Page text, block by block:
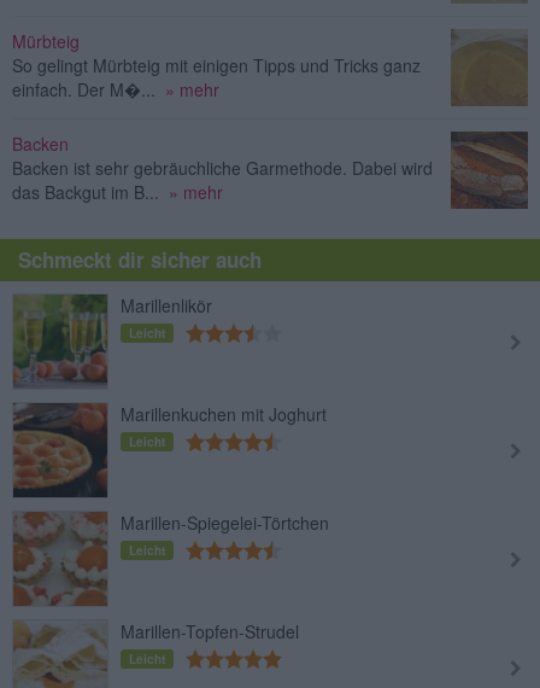
Mürbteig
So gelingt Mürbteig mit einigen Tipps und Tricks ganz
einfach. Der M�...
» mehr
Backen
Backen ist sehr gebräuchliche Garmethode. Dabei wird
das Backgut im B...
» mehr
Schmeckt dir sicher auch
Marillenlikör
Leicht
Marillenkuchen mit Joghurt
Leicht
Marillen-Spiegelei-Törtchen
Leicht
Marillen-Topfen-Strudel
Leicht